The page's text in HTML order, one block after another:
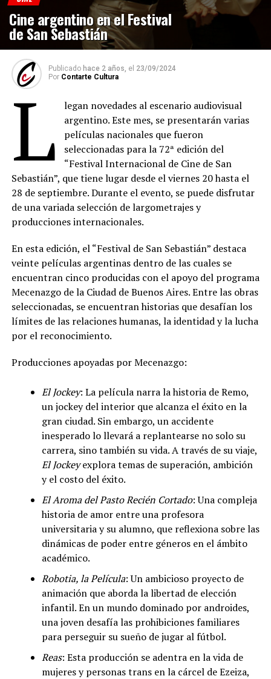
Cine argentino en el Festival
de San Sebastián
Publicado hace 2 años, el 23/09/2024
Por Contarte Cultura
L
legan novedades al escenario audiovisual
argentino. Este mes, se presentarán varias
películas nacionales que fueron
seleccionadas para la 72ª edición del
“Festival Internacional de Cine de San
Sebastián”, que tiene lugar desde el viernes 20 hasta el
28 de septiembre. Durante el evento, se puede disfrutar
de una variada selección de largometrajes y
producciones internacionales.
En esta edición, el “Festival de San Sebastián” destaca
veinte películas argentinas dentro de las cuales se
encuentran cinco producidas con el apoyo del programa
Mecenazgo de la Ciudad de Buenos Aires. Entre las obras
seleccionadas, se encuentran historias que desafían los
límites de las relaciones humanas, la identidad y la lucha
por el reconocimiento.
Producciones apoyadas por Mecenazgo:
El Jockey: La película narra la historia de Remo,
un jockey del interior que alcanza el éxito en la
gran ciudad. Sin embargo, un accidente
inesperado lo llevará a replantearse no solo su
carrera, sino también su vida. A través de su viaje,
El Jockeyexplora temas de superación, ambición
y el costo del éxito.
El Aroma del Pasto Recién Cortado: Una compleja
historia de amor entre una profesora
universitaria y su alumno, que reflexiona sobre las
dinámicas de poder entre géneros en el ámbito
académico.
Robotia, la Película: Un ambicioso proyecto de
animación que aborda la libertad de elección
infantil. En un mundo dominado por androides,
una joven desafía las prohibiciones familiares
para perseguir su sueño de jugar al fútbol.
Reas: Esta producción se adentra en la vida de
mujeres y personas trans en la cárcel de Ezeiza,